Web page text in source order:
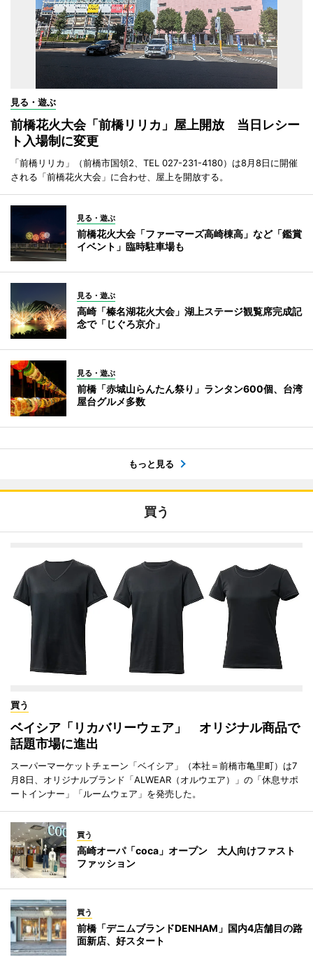
見る・遊ぶ
前橋花火大会「前橋リリカ」屋上開放 当日レシー
ト入場制に変更
「前橋リリカ」（前橋市国領2、TEL 027-231-4180）は8月8日に開催
される「前橋花火大会」に合わせ、屋上を開放する。
見る・遊ぶ
前橋花火大会「ファーマーズ高崎棟高」など「鑑賞
イベント」臨時駐車場も
見る・遊ぶ
高崎「榛名湖花火大会」湖上ステージ観覧席完成記
念で「じぐろ京介」
見る・遊ぶ
前橋「赤城山らんたん祭り」ランタン600個、台湾
屋台グルメ多数
もっと見る
買う
買う
ベイシア「リカバリーウェア」 オリジナル商品で
話題市場に進出
スーパーマーケットチェーン「ベイシア」（本社＝前橋市亀里町）は7
月8日、オリジナルブランド「ALWEAR（オルウエア）」の「休息サポ
ートインナー」「ルームウェア」を発売した。
買う
高崎オーパ「coca」オープン 大人向けファスト
ファッション
買う
前橋「デニムブランドDENHAM」国内4店舗目の路
面新店、好スタート